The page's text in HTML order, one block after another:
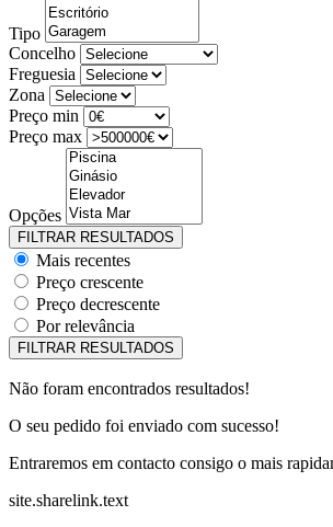
Tipo
Concelho
Freguesia
Zona
Preço min
Preço max
Opções
Mais recentes
Preço crescente
Preço decrescente
Por relevância
Não foram encontrados resultados!
O seu pedido foi enviado com sucesso!
Entraremos em contacto consigo o mais
site.sharelink.text